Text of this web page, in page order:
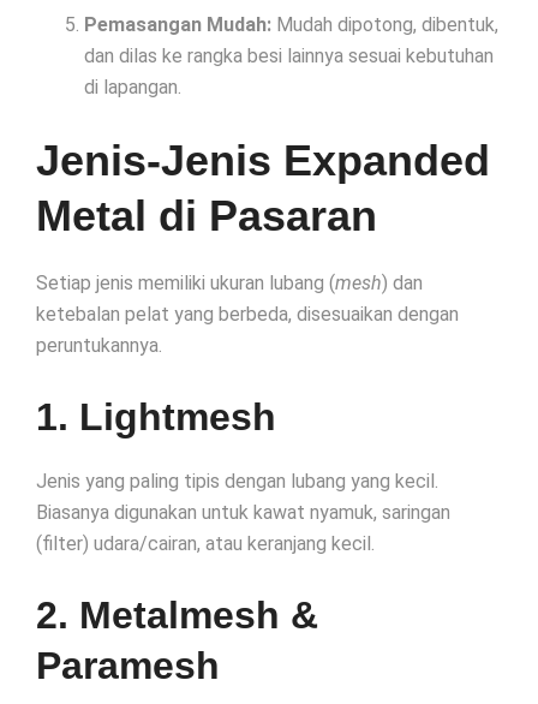
Pemasangan Mudah: Mudah dipotong, dibentuk,
dan dilas ke rangka besi lainnya sesuai kebutuhan
di lapangan.
Jenis-Jenis Expanded
Metal di Pasaran
Setiap jenis memiliki ukuran lubang (mesh) dan
ketebalan pelat yang berbeda, disesuaikan dengan
peruntukannya.
1. Lightmesh
Jenis yang paling tipis dengan lubang yang kecil.
Biasanya digunakan untuk kawat nyamuk, saringan
(filter) udara/cairan, atau keranjang kecil.
2. Metalmesh &
Paramesh